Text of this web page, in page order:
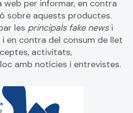
web per informar, en contra
sobre aquests productes.
les principals fake newsi
en contra del consum de llet
activitats,
amb notícies i entrevistes.